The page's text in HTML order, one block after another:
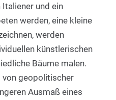
Italiener und ein
werden, eine kleine
werden
künstlerischen
Bäume malen.
von geopolitischer
Ausmaß eines